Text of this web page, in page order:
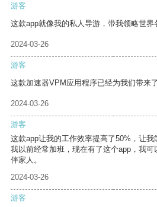
游客
这款app就像我的私人导游，带我领略世界
2024-03-26
游客
这款加速器VPM应用程序已经为我们带来
2024-03-26
游客
这款app让我的工作效率提高了50%，让我
我以前经常加班，现在有了这个app，我
伴家人。
2024-03-26
游客